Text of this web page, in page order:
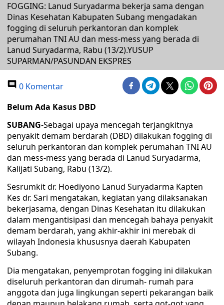
FOGGING: Lanud Suryadarma bekerja sama dengan
Dinas Kesehatan Kabupaten Subang mengadakan
fogging di seluruh perkantoran dan komplek
perumahan TNI AU dan mess-mess yang berada di
Lanud Suryadarma, Rabu (13/2).YUSUP
SUPARMAN/PASUNDAN EKSPRES
0 Komentar
Belum Ada Kasus DBD
SUBANG-Sebagai upaya mencegah terjangkitnya
penyakit demam berdarah (DBD) dilakukan fogging di
seluruh perkantoran dan komplek perumahan TNI AU
dan mess-mess yang berada di Lanud Suryadarma,
Kalijati Subang, Rabu (13/2).
Sesrumkit dr. Hoediyono Lanud Suryadarma Kapten
Kes dr. Sari mengatakan, kegiatan yang dilaksanakan
bekerjasama, dengan Dinas Kesehatan itu dilakukan
dalam mengantisipasi dan mencegah bahaya penyakit
demam berdarah, yang akhir-akhir ini merebak di
wilayah Indonesia khususnya daerah Kabupaten
Subang.
Dia mengatakan, penyemprotan fogging ini dilakukan
diseluruh perkantoran dan dirumah- rumah para
anggota dan juga lingkungan seperti pekarangan baik